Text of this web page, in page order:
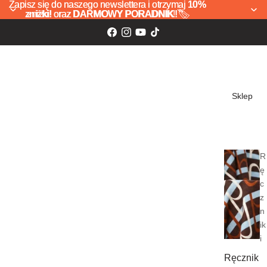
Zapisz się do naszego newslettera i otrzymaj 10%
zniżki! oraz DARMOWY PORADNIK!🏷️
Zapisz się do naszego newslettera i otrzymaj 10%
zniżki! oraz DARMOWY PORADNIK! 🏷️
Sklep
R
ę
c
z
n
ik
i
Ręcznik